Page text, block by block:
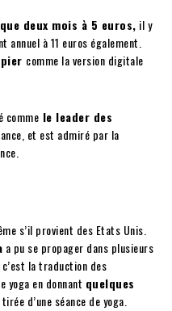
deux mois à 5 euros, il y
annuel à 11 euros également.
comme la version digitale
comme le leader des
et est admiré par la
s’il provient des Etats Unis.
a pu se propager dans plusieurs
la traduction des
yoga en donnant quelques
d’une séance de yoga.